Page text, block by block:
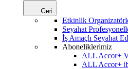
Geri
Etkinlik
Seyahat
İş Amaçlı Seyahat
Aboneliklerimiz
ALL Accor+
ALL Accor+